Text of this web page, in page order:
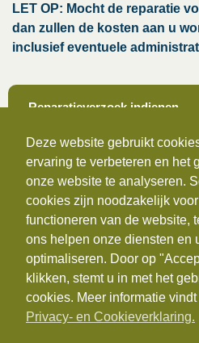
LET OP: Mocht de reparatie
dan zullen de kosten aan u
inclusief eventuele
Reparatieverzoek indienen
Telefoonnummer:
E-mail:
BTW:
Voorwaarden en
Deze website gebruikt
ervaring te verbeteren en het
onze website te analyseren.
cookies zijn noodzakelijk
functioneren van de website,
ons helpen onze diensten en
optimaliseren. Door op
klikken, stemt u in met het
cookies. Meer informatie
Privacy- en Cookieverklaring.